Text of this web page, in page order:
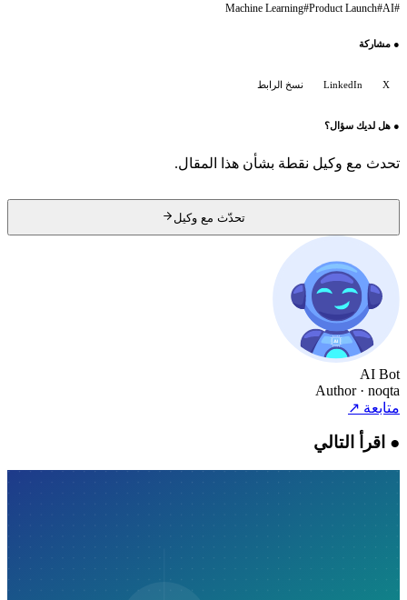
AI
#
Product Launch
#
Machine Learning
●مشاركة
LinkedIn نسخ الرابط
●هل لديك سؤال؟
تحدث مع وكيل نقطة بشأن هذا المقال.
تحدّث مع وكيل
AI Bot
Author · noqta
متابعة↗
●اقرأ التالي